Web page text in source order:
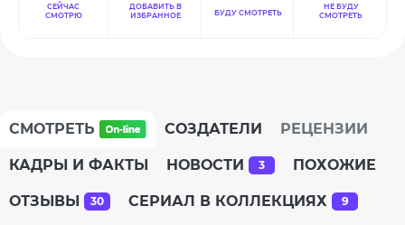
СЕЙЧАС
СМОТРЮ
ДОБАВИТЬ В
ИЗБРАННОЕ
БУДУ СМОТРЕТЬ
НЕ БУДУ
СМОТРЕТЬ
СМОТРЕТЬ СОЗДАТЕЛИ РЕЦЕНЗИИ
КАДРЫ И ФАКТЫ НОВОСТИ 3 ПОХОЖИЕ
ОТЗЫВЫ 30 СЕРИАЛ В КОЛЛЕКЦИЯХ 9